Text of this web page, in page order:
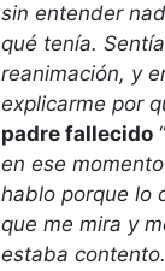
sin entender
qué tenía.
reanimación, y
explicarme por
padre fallecido “
en ese
hablo porque lo
que me mira y
estaba